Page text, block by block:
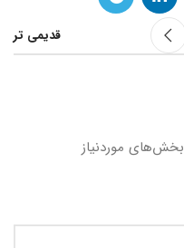
قدیمی تر
بخش‌های موردنیاز